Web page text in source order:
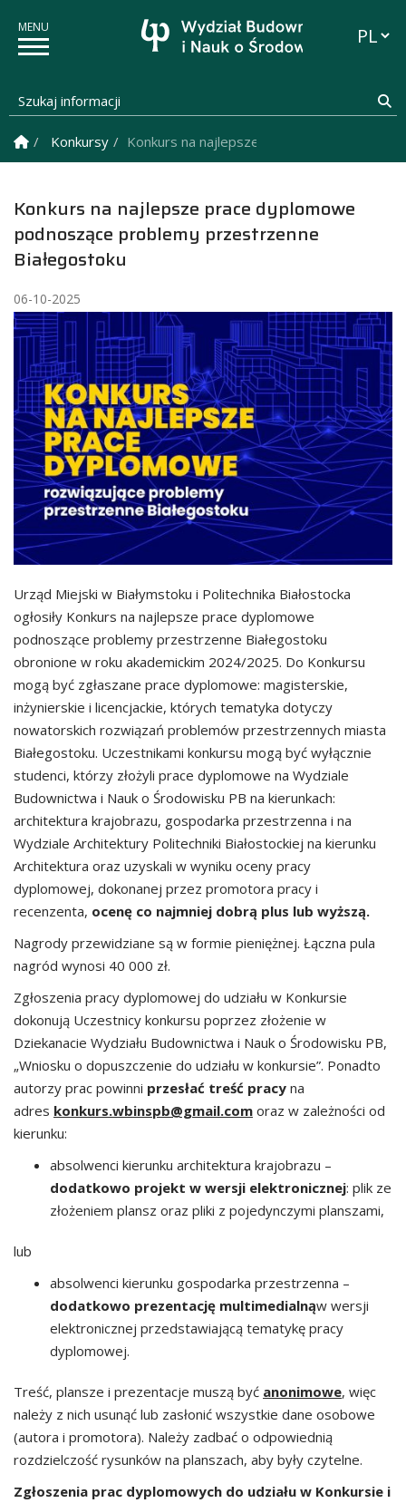
Szukaj informacji
Strona Główna
Konkursy Konkurs na najlepsze prace dyplomowe
Konkurs na najlepsze prace dyplomowe
podnoszące problemy przestrzenne
Białegostoku
06-10-2025
Urząd Miejski w Białymstoku i Politechnika Białostocka
ogłosiły Konkurs na najlepsze prace dyplomowe
podnoszące problemy przestrzenne Białegostoku
obronione w roku akademickim 2024/2025. Do Konkursu
mogą być zgłaszane prace dyplomowe: magisterskie,
inżynierskie i licencjackie, których tematyka dotyczy
nowatorskich rozwiązań problemów przestrzennych miasta
Białegostoku. Uczestnikami konkursu mogą być wyłącznie
studenci, którzy złożyli prace dyplomowe na Wydziale
Budownictwa i Nauk o Środowisku PB na kierunkach:
architektura krajobrazu, gospodarka przestrzenna i na
Wydziale Architektury Politechniki Białostockiej na kierunku
Architektura oraz uzyskali w wyniku oceny pracy
dyplomowej, dokonanej przez promotora pracy i
recenzenta, ocenę co najmniej dobrą plus lub wyższą.
Nagrody przewidziane są w formie pieniężnej. Łączna pula
nagród wynosi 40 000 zł.
Zgłoszenia pracy dyplomowej do udziału w Konkursie
dokonują Uczestnicy konkursu poprzez złożenie w
Dziekanacie Wydziału Budownictwa i Nauk o Środowisku PB,
„Wniosku o dopuszczenie do udziału w konkursie”. Ponadto
autorzy prac powinni przesłać treść pracy na
adres konkurs.wbinspb@gmail.com oraz w zależności od
kierunku:
absolwenci kierunku architektura krajobrazu –
dodatkowo projekt w wersji elektronicznej: plik ze
złożeniem plansz oraz pliki z pojedynczymi planszami,
lub
absolwenci kierunku gospodarka przestrzenna –
dodatkowo prezentację multimedialnąw wersji
elektronicznej przedstawiającą tematykę pracy
dyplomowej.
Treść, plansze i prezentacje muszą być anonimowe, więc
należy z nich usunąć lub zasłonić wszystkie dane osobowe
(autora i promotora). Należy zadbać o odpowiednią
rozdzielczość rysunków na planszach, aby były czytelne.
Zgłoszenia prac dyplomowych do udziału w Konkursie i